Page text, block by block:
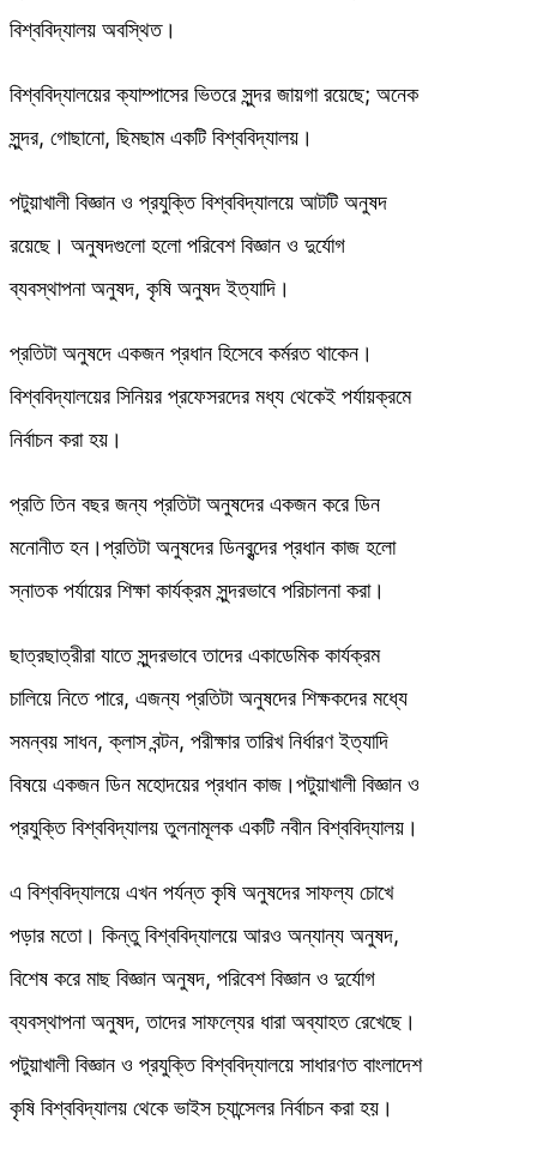
বিশ্ববিদ্যালয় অবস্থিত।
বিশ্ববিদ্যালয়ের ক্যাম্পাসের ভিতরে সুন্দর জায়গা রয়েছে; অনেক
সুন্দর, গোছানো, ছিমছাম একটি বিশ্ববিদ্যালয়।
পটুয়াখালী বিজ্ঞান ও প্রযুক্তি বিশ্ববিদ্যালয়ে আটটি অনুষদ
রয়েছে। অনুষদগুলো হলো পরিবেশ বিজ্ঞান ও দুর্যোগ
ব্যবস্থাপনা অনুষদ, কৃষি অনুষদ ইত্যাদি।
প্রতিটা অনুষদে একজন প্রধান হিসেবে কর্মরত থাকেন।
বিশ্ববিদ্যালয়ের সিনিয়র প্রফেসরদের মধ্য থেকেই পর্যায়ক্রমে
নির্বাচন করা হয়।
প্রতি তিন বছর জন্য প্রতিটা অনুষদের একজন করে ডিন
মনোনীত হন।প্রতিটা অনুষদের ডিনবৃন্দের প্রধান কাজ হলো
স্নাতক পর্যায়ের শিক্ষা কার্যক্রম সুন্দরভাবে পরিচালনা করা।
ছাত্রছাত্রীরা যাতে সুন্দরভাবে তাদের একাডেমিক কার্যক্রম
চালিয়ে নিতে পারে, এজন্য প্রতিটা অনুষদের শিক্ষকদের মধ্যে
সমন্বয় সাধন, ক্লাস বন্টন, পরীক্ষার তারিখ নির্ধারণ ইত্যাদি
বিষয়ে একজন ডিন মহোদয়ের প্রধান কাজ।পটুয়াখালী বিজ্ঞান ও
প্রযুক্তি বিশ্ববিদ্যালয় তুলনামূলক একটি নবীন বিশ্ববিদ্যালয়।
এ বিশ্ববিদ্যালয়ে এখন পর্যন্ত কৃষি অনুষদের সাফল্য চোখে
পড়ার মতো। কিন্তু বিশ্ববিদ্যালয়ে আরও অন্যান্য অনুষদ,
বিশেষ করে মাছ বিজ্ঞান অনুষদ, পরিবেশ বিজ্ঞান ও দুর্যোগ
ব্যবস্থাপনা অনুষদ, তাদের সাফল্যের ধারা অব্যাহত রেখেছে।
পটুয়াখালী বিজ্ঞান ও প্রযুক্তি বিশ্ববিদ্যালয়ে সাধারণত বাংলাদেশ
কৃষি বিশ্ববিদ্যালয় থেকে ভাইস চ্যান্সেলর নির্বাচন করা হয়।